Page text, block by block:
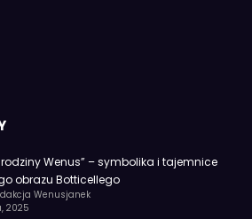
Wenus” – symbolika i tajemnice
obrazu Botticellego
Wenusjanek
2025